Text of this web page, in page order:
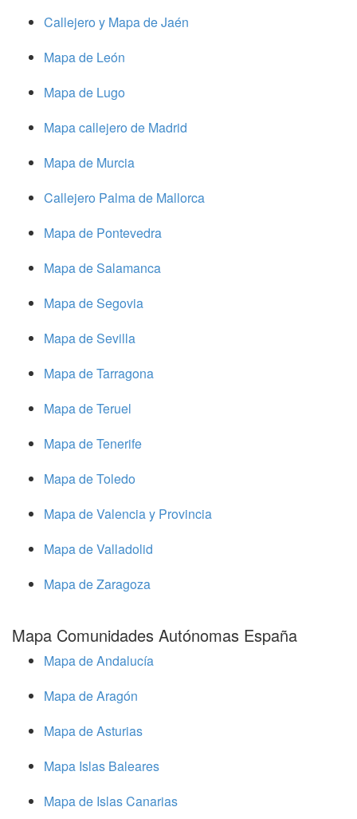
Callejero y Mapa de Jaén
Mapa de León
Mapa de Lugo
Mapa callejero de Madrid
Mapa de Murcia
Callejero Palma de Mallorca
Mapa de Pontevedra
Mapa de Salamanca
Mapa de Segovia
Mapa de Sevilla
Mapa de Tarragona
Mapa de Teruel
Mapa de Tenerife
Mapa de Toledo
Mapa de Valencia y Provincia
Mapa de Valladolid
Mapa de Zaragoza
Mapa Comunidades Autónomas España
Mapa de Andalucía
Mapa de Aragón
Mapa de Asturias
Mapa Islas Baleares
Mapa de Islas Canarias